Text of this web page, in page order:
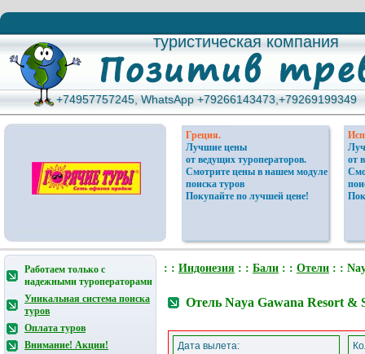
туристическая компания
туристическая компания
+74957757245, WhatsApp +79266143473,+79269199349
+74957757245, WhatsApp +79266143473,+79269199349
Греция.
Лучшие цены
от ведущих туроператоров.
Смотрите цены в нашем модуле
поиска туров
Покупайте по лучшей цене!
от
Работаем только с
надежными туроператорами
Уникальная система поиска
туров
Оплата туров
Внимание! Акции!
: : Индонезия : : Бали : : Отели : :
Отель Naya Gawana Resort &
Дата вылета: